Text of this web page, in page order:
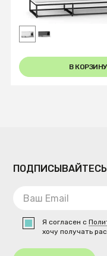
В КОРЗИНУ
Я согласен с
хочу получать